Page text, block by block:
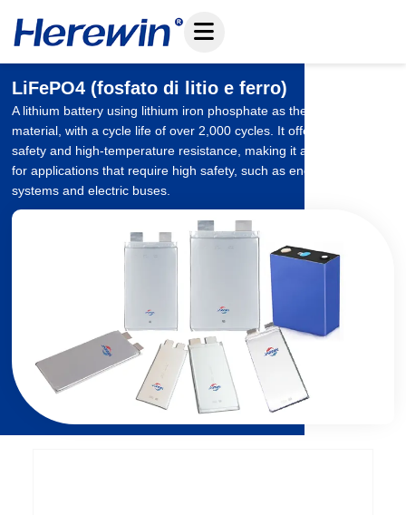
contenuto
LiFePO4 (fosfato di litio e ferro)
A lithium battery using lithium iron phosphate as the cathode
material, with a cycle life of over 2,000 cycles. It offers excellent
safety and high-temperature resistance, making it an ideal choice
for applications that require high safety, such as energy storage
systems and electric buses.